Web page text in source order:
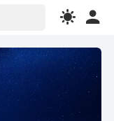
搜索